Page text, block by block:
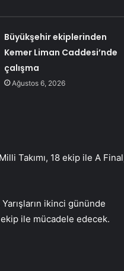
Büyükşehir ekiplerinden
Kemer Liman Caddesi’nde
çalışma
Ağustos 6, 2026
Takımı, 18 ekip ile A
ikinci gününde
ile mücadele edecek.